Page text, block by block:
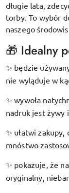
długie lata,
torby. To wybór
naszego
🎁 Idealny
✨ będzie
nie wyląduje w
✨ wywoła
nadruk jest żywy
✨ ułatwi zakupy,
mnóstwo
✨ pokazuje, że
oryginalny,